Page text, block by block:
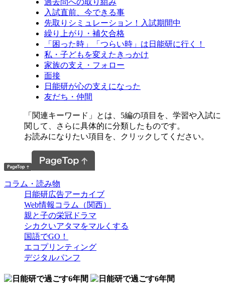
入試直前、今できる事
先取りシミュレーション！入試期間中
繰り上がり・補欠合格
「困った時」「つらい時」は日能研に行く！
私・子どもを変えたきっかけ
家族の支え・フォロー
面接
日能研が心の支えになった
友だち・仲間
「関連キーワード」とは、5編の項目を、学習や入試に
関して、さらに具体的に分類したものです。
お読みになりたい項目を、クリックしてください。
コラム・読み物
日能研広告アーカイブ
Web情報コラム（関西）
親と子の栄冠ドラマ
シカクいアタマをマルくする
国語でGO！
エコプリンティング
デジタルパンフ